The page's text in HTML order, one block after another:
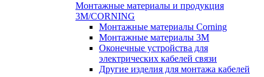
Монтажные материалы и продукция
3M/CORNING
Монтажные материалы Corning
Монтажные материалы 3M
Оконечные устройства для
электрических кабелей связи
Другие изделия для монтажа кабелей